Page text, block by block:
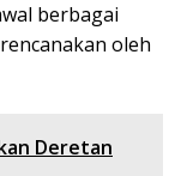
berbagai
oleh
Deretan